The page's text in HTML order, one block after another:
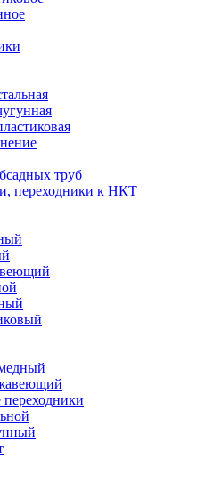
труб
переходники к НКТ